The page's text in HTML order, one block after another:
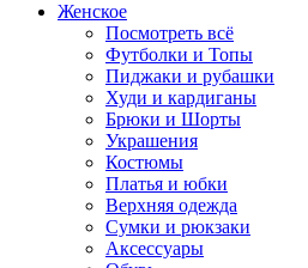
Женское
Посмотреть всё
Футболки и Топы
Пиджаки и рубашки
Худи и кардиганы
Брюки и Шорты
Украшения
Костюмы
Платья и юбки
Верхняя одежда
Сумки и рюкзаки
Аксессуары